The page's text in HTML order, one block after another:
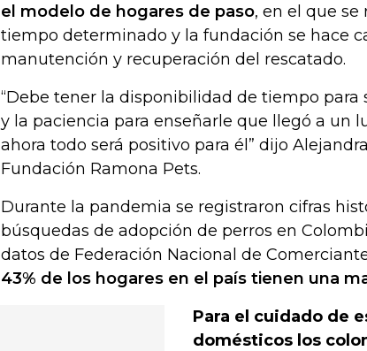
el modelo de hogares de paso, en el que
tiempo determinado y la fundación se hace
manutención y recuperación del rescatado.
“Debe tener la disponibilidad de tiempo para
y la paciencia para enseñarle que llegó a un
ahora todo será positivo para él” dijo
Fundación Ramona Pets.
Durante la pandemia se registraron cifras
búsquedas de adopción de perros en
datos de Federación Nacional de
43% de los hogares en el país tienen una
Para el cuidado de
domésticos los